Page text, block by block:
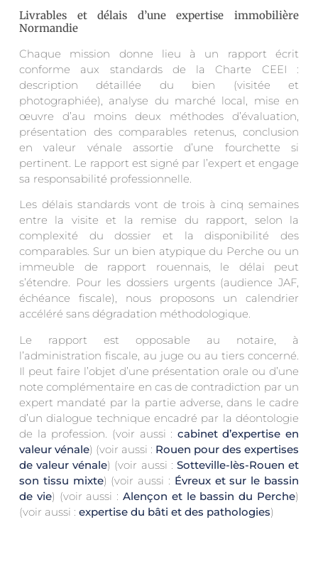
Livrables et délais d’une expertise immobilière
Normandie
Chaque mission donne lieu à un rapport écrit
conforme aux standards de la Charte CEEI :
description détaillée du bien (visitée et
photographiée), analyse du marché local, mise en
œuvre d’au moins deux méthodes d’évaluation,
présentation des comparables retenus, conclusion
en valeur vénale assortie d’une fourchette si
pertinent. Le rapport est signé par l’expert et engage
sa responsabilité professionnelle.
Les délais standards vont de trois à cinq semaines
entre la visite et la remise du rapport, selon la
complexité du dossier et la disponibilité des
comparables. Sur un bien atypique du Perche ou un
immeuble de rapport rouennais, le délai peut
s’étendre. Pour les dossiers urgents (audience JAF,
échéance fiscale), nous proposons un calendrier
accéléré sans dégradation méthodologique.
Le rapport est opposable au notaire, à
l’administration fiscale, au juge ou au tiers concerné.
Il peut faire l’objet d’une présentation orale ou d’une
note complémentaire en cas de contradiction par un
expert mandaté par la partie adverse, dans le cadre
d’un dialogue technique encadré par la déontologie
de la profession. (voir aussi : cabinet d’expertise en
valeur vénale) (voir aussi : Rouen pour des expertises
de valeur vénale) (voir aussi : Sotteville-lès-Rouen et
son tissu mixte) (voir aussi : Évreux et sur le bassin
de vie) (voir aussi :Alençon et le bassin du Perche)
(voir aussi : expertise du bâti et des pathologies)